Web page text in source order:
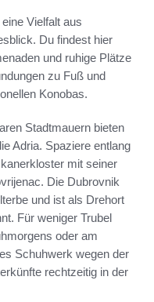
Vielfalt aus
Du findest hier
und ruhige Plätze
zu Fuß und
Konobas.
Stadtmauern bieten
Adria. Spaziere entlang
mit seiner
Die Dubrovnik
und ist als Drehort
Für weniger Trubel
oder am
Schuhwerk wegen der
rechtzeitig in der